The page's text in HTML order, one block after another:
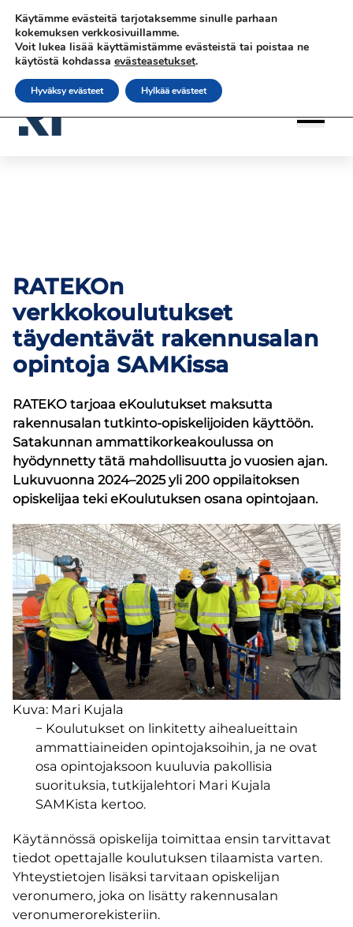
sisältöön
Ota yhteyttä | Tilaa uutiskirje
RATEKO Akatemia | Suomi
RATEKOn
verkkokoulutukset
täydentävät rakennusalan
opintoja SAMKissa
RATEKO tarjoaa eKoulutukset maksutta
rakennusalan tutkinto-opiskelijoiden käyttöön.
Satakunnan ammattikorkeakoulussa on
hyödynnetty tätä mahdollisuutta jo vuosien ajan.
Lukuvuonna 2024–2025 yli 200 oppilaitoksen
opiskelijaa teki eKoulutuksen osana opintojaan.
Kuva: Mari Kujala
− Koulutukset on linkitetty aihealueittain
ammattiaineiden opintojaksoihin, ja ne ovat
osa opintojaksoon kuuluvia pakollisia
suorituksia, tutkijalehtori Mari Kujala
SAMKista kertoo.
Käytännössä opiskelija toimittaa ensin tarvittavat
tiedot opettajalle koulutuksen tilaamista varten.
Yhteystietojen lisäksi tarvitaan opiskelijan
veronumero, joka on lisätty rakennusalan
veronumerorekisteriin.
Käytämme evästeitä tarjotaksemme sinulle parhaan
kokemuksen verkkosivuillamme.
Voit lukea lisää käyttämistämme evästeistä tai poistaa ne
käytöstä kohdassa evästeasetukset.
Hyväksy evästeet Hylkää evästeet